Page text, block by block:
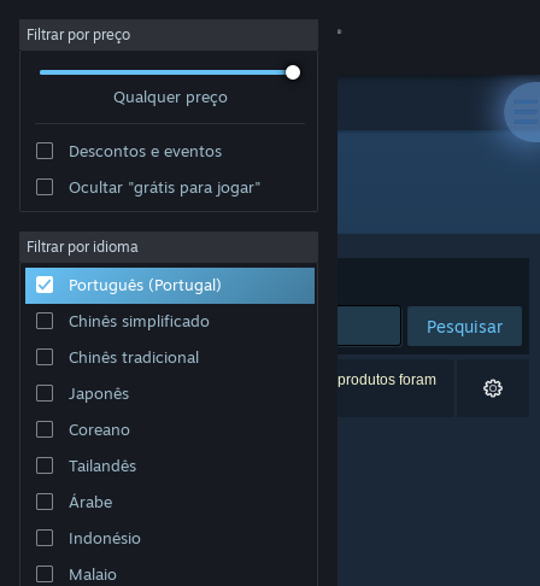
Iniciar sessão
Sobre
Apoio
Alterar idioma
Instala a app móvel do Steam
Ver versão para computadores
Filtrar por preço
Qualquer preço
Descontos e eventos
Ocultar "grátis para jogar"
Filtrar por idioma
Português (Portugal)
Chinês simplificado
Chinês tradicional
Japonês
Coreano
Tailandês
Árabe
Indonésio
Malaio
Developer: Unbroken Studios
Ordenar por Relevância
Pesquisar
0 resultados correspondentes à tua pesquisa. 2 produtos foram
excluídos com base nas tuas preferências.